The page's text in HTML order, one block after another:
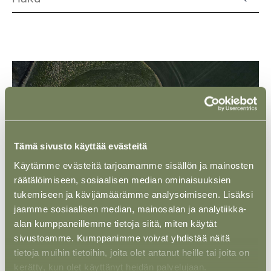
Tämä sivusto käyttää evästeitä
Käytämme evästeitä tarjoamamme sisällön ja mainosten
räätälöimiseen, sosiaalisen median ominaisuuksien
tukemiseen ja kävijämäärämme analysoimiseen. Lisäksi
jaamme sosiaalisen median, mainosalan ja analytiikka-
alan kumppaneillemme tietoja siitä, miten käytät
sivustoamme. Kumppanimme voivat yhdistää näitä
tietoja muihin tietoihin, joita olet antanut heille tai joita on
kerätty, kun olet käyttänyt heidän palvelujaan.
NÄKÖKULMA 08 KESÄ 2026
Maatuulivoimaloille ehdotetaan